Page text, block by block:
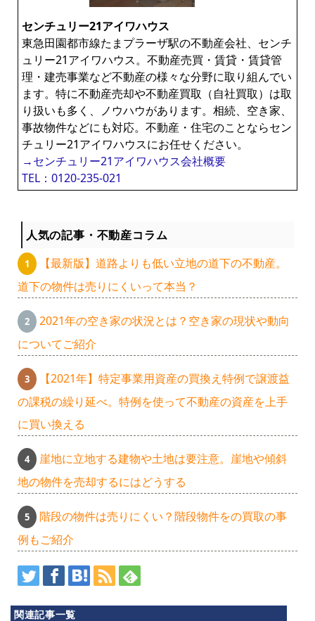
ア
ル
シ
ア
センチュリー21アイワハウス
東急田園都市線たまプラーザ駅の不動産会社、センチ
ュリー21アイワハウス。不動産売買・賃貸・賃貸管
理・建売事業など不動産の様々な分野に取り組んでい
ます。特に不動産売却や不動産買取（自社買取）は取
り扱いも多く、ノウハウがあります。相続、空き家、
事故物件などにも対応。不動産・住宅のことならセン
チュリー21アイワハウスにお任せください。
→センチュリー21アイワハウス会社概要
TEL：0120-235-021
人気の記事・不動産コラム
【最新版】道路よりも低い立地の道下の不動産。
道下の物件は売りにくいって本当？
2021年の空き家の状況とは？空き家の現状や動向
についてご紹介
【2021年】特定事業用資産の買換え特例で譲渡益
の課税の繰り延べ。特例を使って不動産の資産を上手
に買い換える
崖地に立地する建物や土地は要注意。崖地や傾斜
地の物件を売却するにはどうする
階段の物件は売りにくい？階段物件をの買取の事
例もご紹介
関連記事一覧